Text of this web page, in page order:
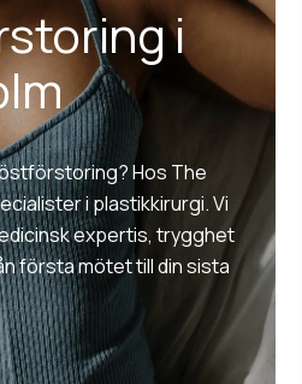
i
Hos The
i plastikkirurgi. Vi
expertis, trygghet
första mötet till din sista